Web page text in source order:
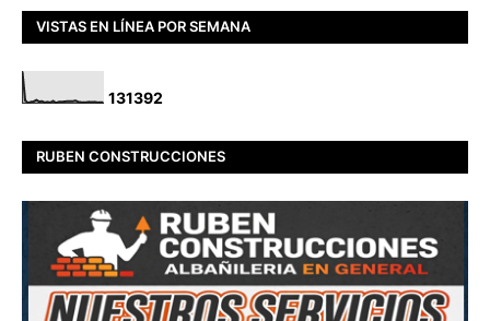
VISTAS EN LÍNEA POR SEMANA
131392
RUBEN CONSTRUCCIONES